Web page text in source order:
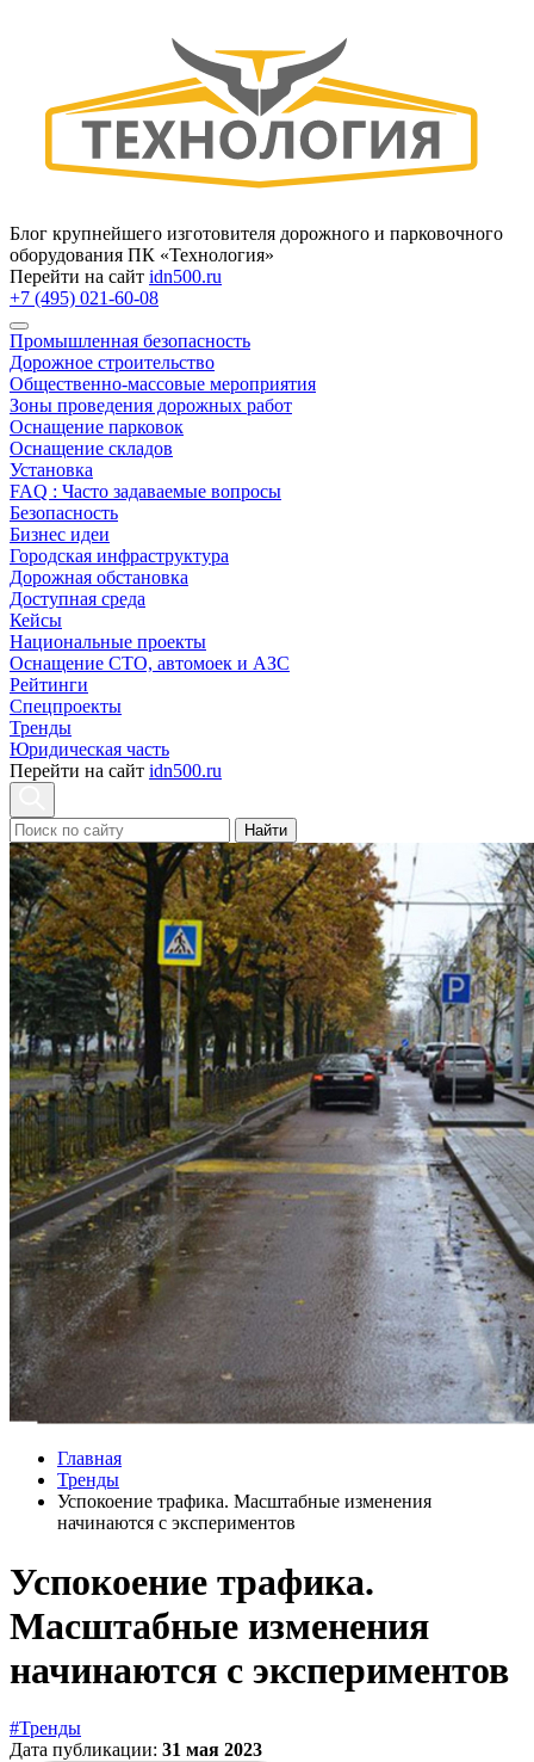
Блог крупнейшего изготовителя дорожного и парковочного
оборудования ПК «Технология»
Перейти на сайт idn500.ru
+7 (495) 021-60-08
Промышленная безопасность
Дорожное строительство
Общественно‑массовые мероприятия
Зоны проведения дорожных работ
Оснащение парковок
Оснащение складов
Установка
FAQ : Часто задаваемые вопросы
Безопасность
Бизнес идеи
Городская инфраструктура
Дорожная обстановка
Доступная среда
Кейсы
Национальные проекты
Оснащение СТО, автомоек и АЗС
Рейтинги
Спецпроекты
Тренды
Юридическая часть
Перейти на сайт idn500.ru
Найти
Главная
Тренды
Успокоение трафика. Масштабные изменения
начинаются с экспериментов
Успокоение трафика.
Масштабные изменения
начинаются с экспериментов
#Тренды
Дата публикации: 31 мая 2023